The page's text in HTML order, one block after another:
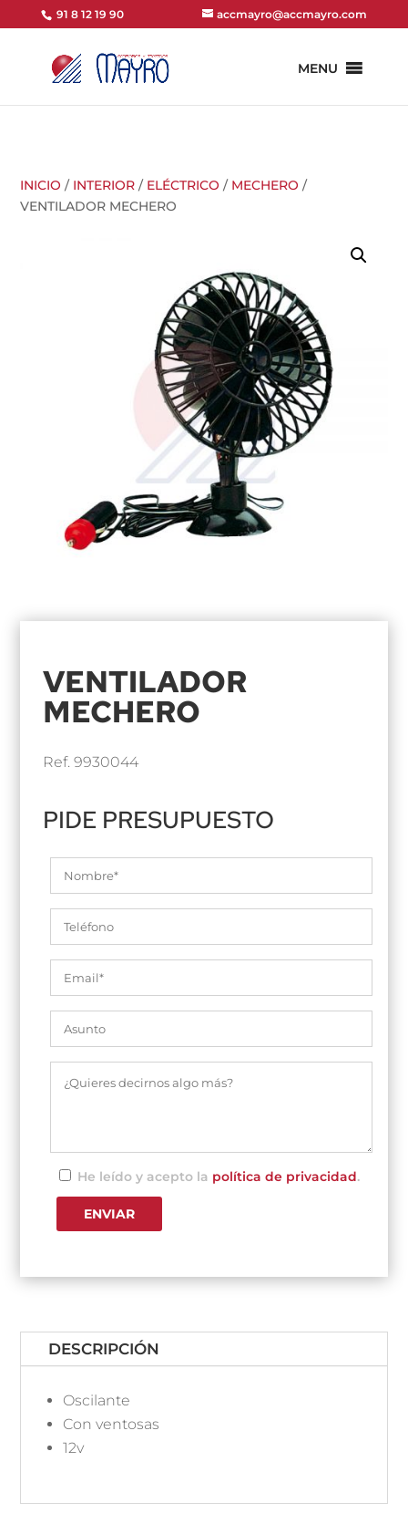
91 8 12 19 90 accmayro@accmayro.com
MENU
INICIO / INTERIOR / ELÉCTRICO / MECHERO /
VENTILADOR MECHERO
VENTILADOR
MECHERO
Ref. 9930044
PIDE PRESUPUESTO
He leído y acepto la política de privacidad.
DESCRIPCIÓN
Oscilante
Con ventosas
12v